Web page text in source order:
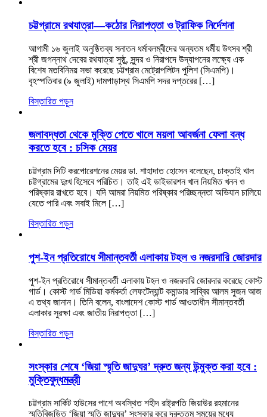
চট্টগ্রামে রথযাত্রা—কঠোর নিরাপত্তা ও ট্রাফিক নির্দেশনা
আগামী ১৬ জুলাই অনুষ্ঠিতব্য সনাতন ধর্মাবলম্বীদের অন্যতম ধর্মীয় উৎসব শ্রী
শ্রী জগন্নাথ দেবের রথযাত্রা সুষ্ঠু, সুন্দর ও নিরাপদে উদ্‌যাপনের লক্ষ্যে এক
বিশেষ মতবিনিময় সভা করেছে চট্টগ্রাম মেট্রোপলিটন পুলিশ (সিএমপি)।
বৃহস্পতিবার (৯ জুলাই) দামপাড়াস্থ সিএমপি সদর দপ্তরের […]
বিস্তারিত পড়ুন
জলাবদ্ধতা থেকে মুক্তি পেতে খালে ময়লা আবর্জনা ফেলা বন্ধ
করতে হবে : চসিক মেয়র
চট্টগ্রাম সিটি করপোরেশনের মেয়র ডা. শাহাদাত হোসেন বলেছেন, চাক্তাই খাল
চট্টগ্রামের দুঃখ হিসেবে পরিচিত। তাই এই ডাইভারশন খাল নিয়মিত খনন ও
পরিষ্কার রাখতে হবে। যদি আমরা নিয়মিত পরিষ্কার পরিচ্ছন্নতা অভিযান চালিয়ে
যেতে পারি এবং সবাই মিলে […]
বিস্তারিত পড়ুন
পুশ-ইন প্রতিরোধে সীমান্তবর্তী এলাকায় টহল ও নজরদারি জোরদার
পুশ-ইন প্রতিরোধে সীমান্তবর্তী এলাকায় টহল ও নজরদারি জোরদার করেছে কোস্ট
গার্ড। কোস্ট গার্ড মিডিয়া কর্মকর্তা লেফটেন্যান্ট কমান্ডার সাব্বির আলম সুজন আজ
এ তথ্য জানান। তিনি বলেন, বাংলাদেশ কোস্ট গার্ড আওতাধীন সীমান্তবর্তী
এলাকার সুরক্ষা এবং জাতীয় নিরাপত্তা […]
বিস্তারিত পড়ুন
সংস্কার শেষে ‘জিয়া স্মৃতি জাদুঘর’ দ্রুত জন্য উন্মুক্ত করা হবে :
মুক্তিযুদ্ধমন্ত্রী
চট্টগ্রাম সার্কিট হাউসের পাশে অবস্থিত শহীদ রাষ্ট্রপতি জিয়াউর রহমানের
স্মৃতিবিজড়িত ‘জিয়া স্মৃতি জাদুঘর’ সংস্কার করে দ্রুততম সময়ের মধ্যে